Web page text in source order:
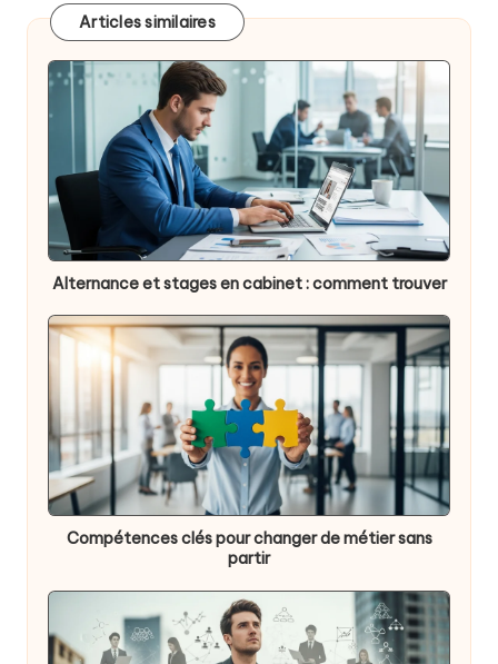
Articles similaires
Alternance et stages en cabinet : comment trouver
Compétences clés pour changer de métier sans
partir